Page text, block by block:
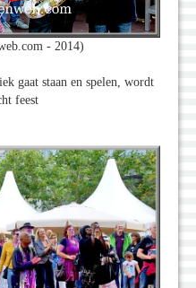
- 2014)
gaat staan en spelen, wordt
feest